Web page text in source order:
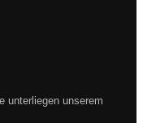
unterliegen unserem